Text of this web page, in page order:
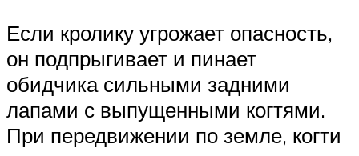
Если кролику угрожает опасность,
он подпрыгивает и пинает
обидчика сильными задними
лапами с выпущенными когтями.
При передвижении по земле, когти